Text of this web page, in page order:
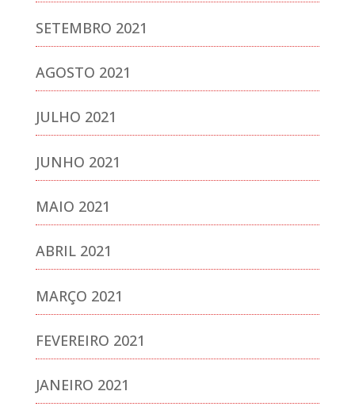
SETEMBRO 2021
AGOSTO 2021
JULHO 2021
JUNHO 2021
MAIO 2021
ABRIL 2021
MARÇO 2021
FEVEREIRO 2021
JANEIRO 2021